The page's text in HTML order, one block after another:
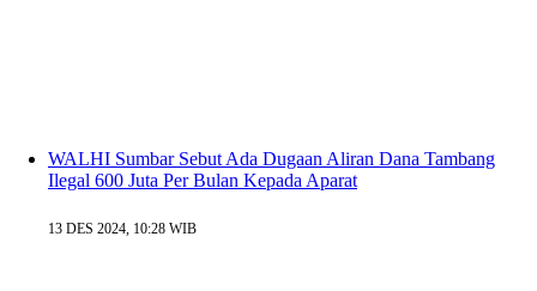
WALHI Sumbar Sebut Ada Dugaan Aliran Dana Tambang
Ilegal 600 Juta Per Bulan Kepada Aparat
13 DES 2024, 10:28 WIB